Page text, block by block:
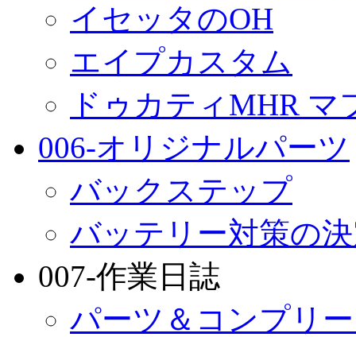
イセッタのOH
エイプカスタム
ドゥカティMHR マ
006-オリジナルパーツ
バックステップ
バッテリー対策の
007-作業日誌
パーツ＆コンプリ